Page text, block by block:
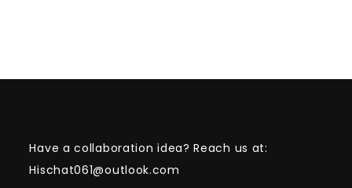
Have a collaboration idea? Reach us at:
Hischat061@outlook.com